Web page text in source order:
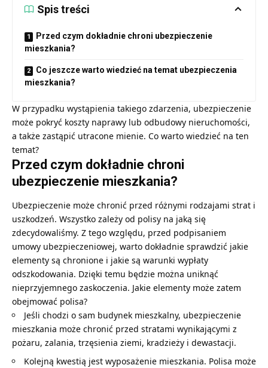
Spis treści
Przed czym dokładnie chroni ubezpieczenie
mieszkania?
Co jeszcze warto wiedzieć na temat ubezpieczenia
mieszkania?
W przypadku wystąpienia takiego zdarzenia, ubezpieczenie
może pokryć koszty naprawy lub odbudowy nieruchomości,
a także zastąpić utracone mienie. Co warto wiedzieć na ten
temat?
Przed czym dokładnie chroni
ubezpieczenie mieszkania?
Ubezpieczenie może chronić przed różnymi rodzajami strat i
uszkodzeń. Wszystko zależy od polisy na jaką się
zdecydowaliśmy. Z tego względu, przed podpisaniem
umowy ubezpieczeniowej, warto dokładnie sprawdzić jakie
elementy są chronione i jakie są warunki wypłaty
odszkodowania. Dzięki temu będzie można uniknąć
nieprzyjemnego zaskoczenia. Jakie elementy może zatem
obejmować polisa?
Jeśli chodzi o sam budynek mieszkalny, ubezpieczenie
mieszkania może chronić przed stratami wynikającymi z
pożaru, zalania, trzęsienia ziemi, kradzieży i dewastacji.
Kolejną kwestią jest wyposażenie mieszkania. Polisa może